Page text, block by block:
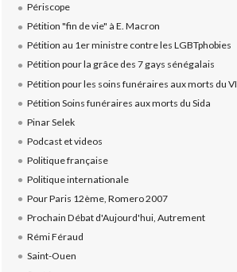
Périscope
Pétition "fin de vie" à E. Macron
Pétition au 1er ministre contre les LGBTphobies
Pétition pour la grâce des 7 gays sénégalais
Pétition pour les soins funéraires aux morts du VI
Pétition Soins funéraires aux morts du Sida
Pinar Selek
Podcast et videos
Politique française
Politique internationale
Pour Paris 12ème, Romero 2007
Prochain Débat d'Aujourd'hui, Autrement
Rémi Féraud
Saint-Ouen